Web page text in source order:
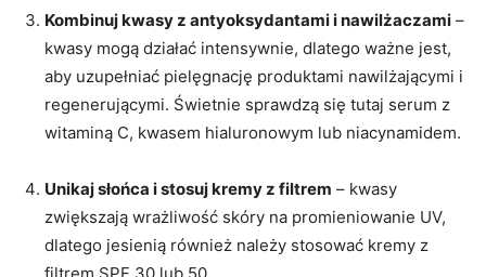
Kombinuj kwasy z antyoksydantami i nawilżaczami –
kwasy mogą działać intensywnie, dlatego ważne jest,
aby uzupełniać pielęgnację produktami nawilżającymi i
regenerującymi. Świetnie sprawdzą się tutaj serum z
witaminą C, kwasem hialuronowym lub niacynamidem.
Unikaj słońca i stosuj kremy z filtrem – kwasy
zwiększają wrażliwość skóry na promieniowanie UV,
dlatego jesienią również należy stosować kremy z